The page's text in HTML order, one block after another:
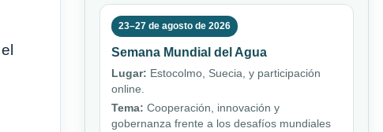
23–27 de agosto de 2026
Semana Mundial del Agua
Lugar: Estocolmo, Suecia, y participación
online.
Tema: Cooperación, innovación y
gobernanza frente a los desafíos mundiales